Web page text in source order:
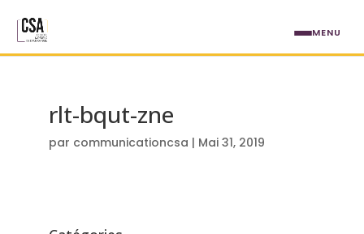
rlt-bqut-zne
par communicationcsa | Mai 31, 2019
MENU